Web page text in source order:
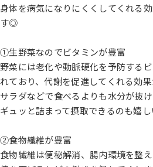
身体を病気になりにくくしてくれる
す◎
①生野菜なのでビタミンが豊富
野菜には老化や動脈硬化を予防する
れており、代謝を促進してくれる効
サラダなどで食べるよりも水分が抜
ギュッと詰まって摂取できるのも嬉
②食物繊維が豊富
食物繊維は便秘解消、腸内環境を整